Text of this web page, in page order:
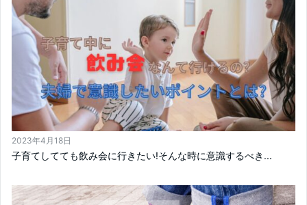
2023年4月18日
子育てしてても飲み会に行きたい!そんな時に意識するべき...